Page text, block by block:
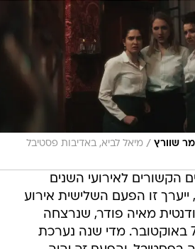
שוורץ / מיאל לביא, באדיבות פסטיבל
הקשורים לאירועי השנים
ייערך זו הפעם השלישית אירוע
מאיה פודר, שנרצחה
בפסטיבל הנובה ב-7 באוקטובר. מדי שנה נערכת